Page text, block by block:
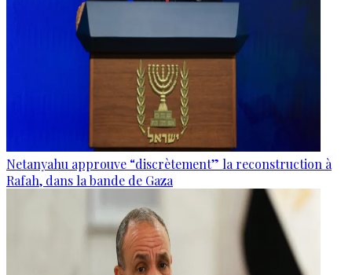
Netanyahu approuve “discrètement” la reconstruction à
Rafah, dans la bande de Gaza